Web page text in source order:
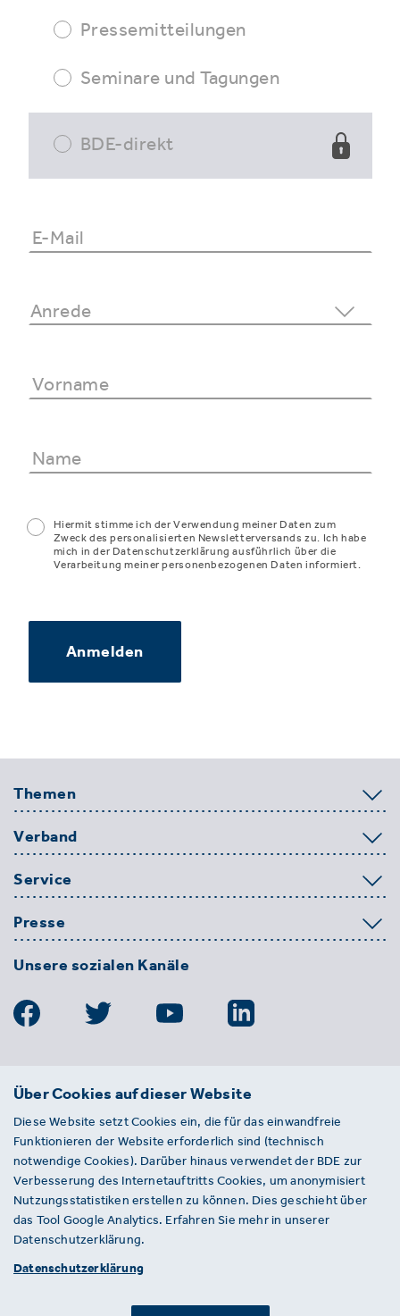
Pressemitteilungen
Seminare und Tagungen
BDE-direkt
Hiermit stimme ich der Verwendung meiner Daten zum
Zweck des personalisierten Newsletterversands zu. Ich habe
mich in der Datenschutzerklärung ausführlich über die
Verarbeitung meiner personenbezogenen Daten informiert.
Anmelden
Themen
Verband
Service
Presse
Unsere sozialen Kanäle
BDE
Entsorgungs-, Wasser- und
Kreislaufwirtschaft e. V.
Von-der-Heydt-Straße 2
D 10785 Berlin
Sie haben einen Fehler auf unserer Website
gefunden? Ihnen ist ein defekter Link
aufgefallen? Wir freuen uns über Ihren
Über Cookies auf dieser Website
Diese Website setzt Cookies ein, die für das einwandfreie
Funktionieren der Website erforderlich sind (technisch
notwendige Cookies). Darüber hinaus verwendet der BDE zur
Verbesserung des Internetauftritts Cookies, um anonymisiert
Nutzungsstatistiken erstellen zu können. Dies geschieht über
das Tool Google Analytics. Erfahren Sie mehr in unserer
Datenschutzerklärung.
Datenschutzerklärung